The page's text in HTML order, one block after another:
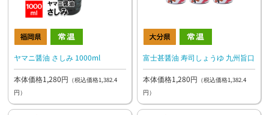
ヤマニ醤油 さしみ 1000ml
本体価格1,280円 （税込価格1,382.4
円）
富士甚醤油 寿司しょうゆ 九州旨口
本体価格1,280円 （税込価格1,382.4
円）